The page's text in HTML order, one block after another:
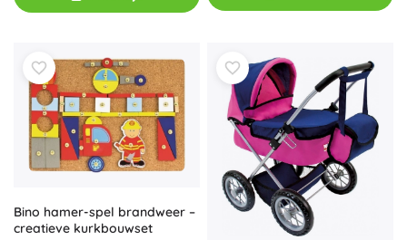
Bino hamer-spel brandweer –
creatieve kurkbouwset